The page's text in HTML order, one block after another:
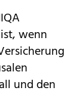
wenn
und den